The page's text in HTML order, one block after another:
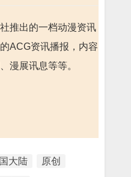
推出的一档动漫资讯
ACG资讯播报，内容
漫展讯息等等。
大陆 原创